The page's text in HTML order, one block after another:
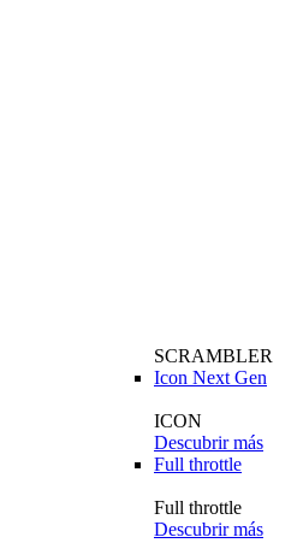
SCRAMBLER
Icon Next Gen
ICON
Descubrir más
Full throttle
Full throttle
Descubrir más